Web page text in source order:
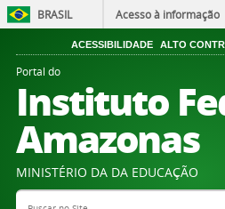
BRASIL Acesso à informação
ACESSIBILIDADE ALTO
Portal do
Instituto
Amazonas
MINISTÉRIO DA DA EDUCAÇÃO
Search Site